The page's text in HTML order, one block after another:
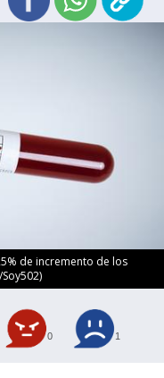
de incremento de los
0 1